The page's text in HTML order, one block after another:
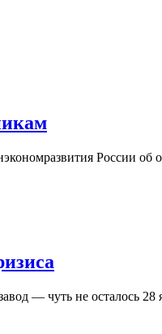
России об
— чуть не осталось 28